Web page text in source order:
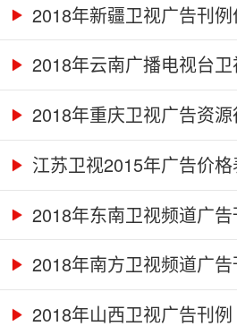
2018年新疆卫视广告刊例
2018年云南广播电视台
2018年重庆卫视广告资
江苏卫视2015年广告价格
2018年东南卫视频道广
2018年南方卫视频道广
2018年山西卫视广告刊例